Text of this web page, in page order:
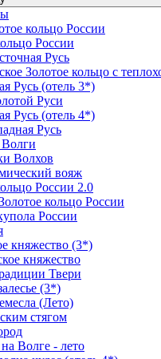
кольцо России
России
Русь
Золотое кольцо с
Русь (отель 3*)
Руси
Русь (отель 4*)
Русь
Волхов
вояж
России 2.0
кольцо России
России
княжество (3*)
княжество
Твери
(3*)
(Лето)
стягом
Волге - лето